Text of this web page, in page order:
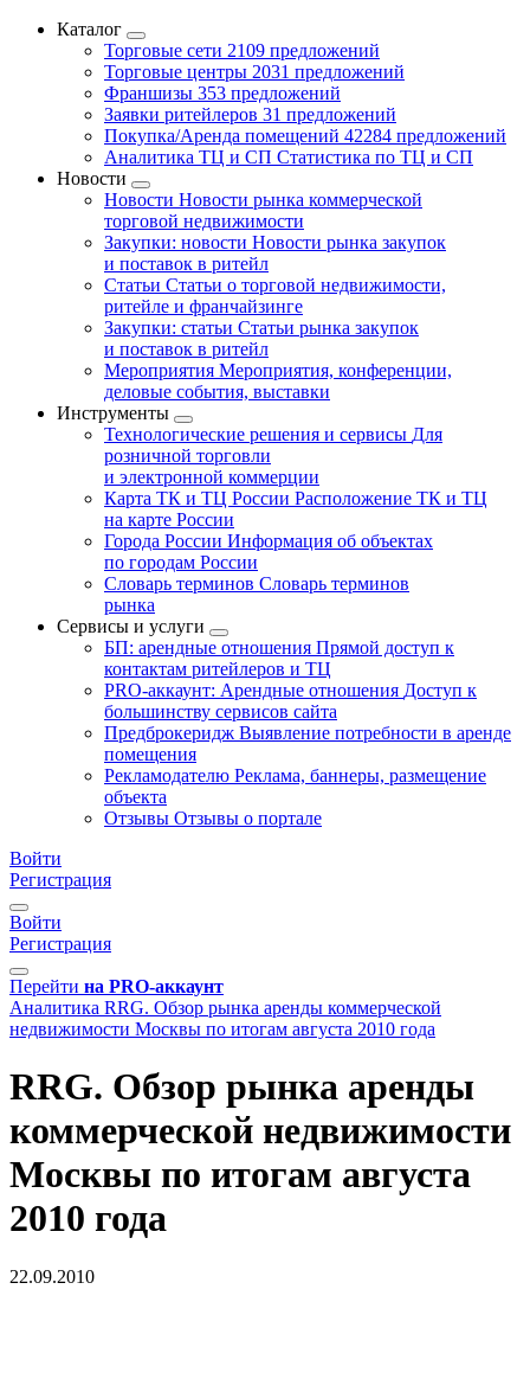
Каталог
Торговые сети 2109 предложений
Торговые центры 2031 предложений
Франшизы 353 предложений
Заявки ритейлеров 31 предложений
Покупка/Аренда помещений 42284 предложений
Аналитика ТЦ и СП Статистика по ТЦ и СП
Новости
Новости Новости рынка коммерческой
торговой недвижимости
Закупки: новости Новости рынка закупок
и поставок в ритейл
Статьи Статьи о торговой недвижимости,
ритейле и франчайзинге
Закупки: статьи Статьи рынка закупок
и поставок в ритейл
Мероприятия Мероприятия, конференции,
деловые события, выставки
Инструменты
Технологические решения и сервисы Для
розничной торговли
и электронной коммерции
Карта ТК и ТЦ России Расположение ТК и ТЦ
на карте России
Города России Информация об объектах
по городам России
Словарь терминов Словарь терминов
рынка
Сервисы и услуги
БП: арендные отношения Прямой доступ к
контактам ритейлеров и ТЦ
PRO-аккаунт: Арендные отношения Доступ к
большинству сервисов сайта
Предброкеридж Выявление потребности в аренде
помещения
Рекламодателю Реклама, баннеры, размещение
объекта
Отзывы Отзывы о портале
Войти
Регистрация
Войти
Регистрация
Перейти на PRO-аккаунт
Аналитика RRG. Обзор рынка аренды коммерческой
недвижимости Москвы по итогам августа 2010 года
RRG. Обзор рынка аренды
коммерческой недвижимости
Москвы по итогам августа
2010 года
22.09.2010